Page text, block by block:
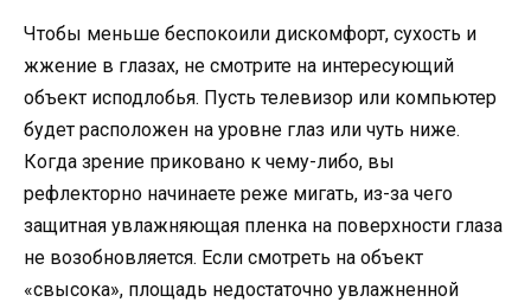
Чтобы меньше беспокоили дискомфорт, сухость и
жжение в глазах, не смотрите на интересующий
объект исподлобья. Пусть телевизор или компьютер
будет расположен на уровне глаз или чуть ниже.
Когда зрение приковано к чему-либо, вы
рефлекторно начинаете реже мигать, из-за чего
защитная увлажняющая пленка на поверхности глаза
не возобновляется. Если смотреть на объект
«свысока», площадь недостаточно увлажненной